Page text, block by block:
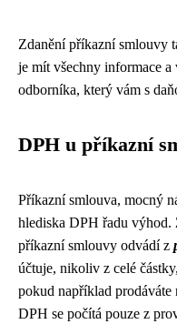
Zdanění příkazní smlouvy
je mít všechny informace a
odborníka, který vám s
DPH u příkazní
Příkazní smlouva, mocný
hlediska DPH řadu výhod.
příkazní smlouvy odvádí z
účtuje, nikoliv z celé
pokud například prodáváte
DPH se počítá pouze z